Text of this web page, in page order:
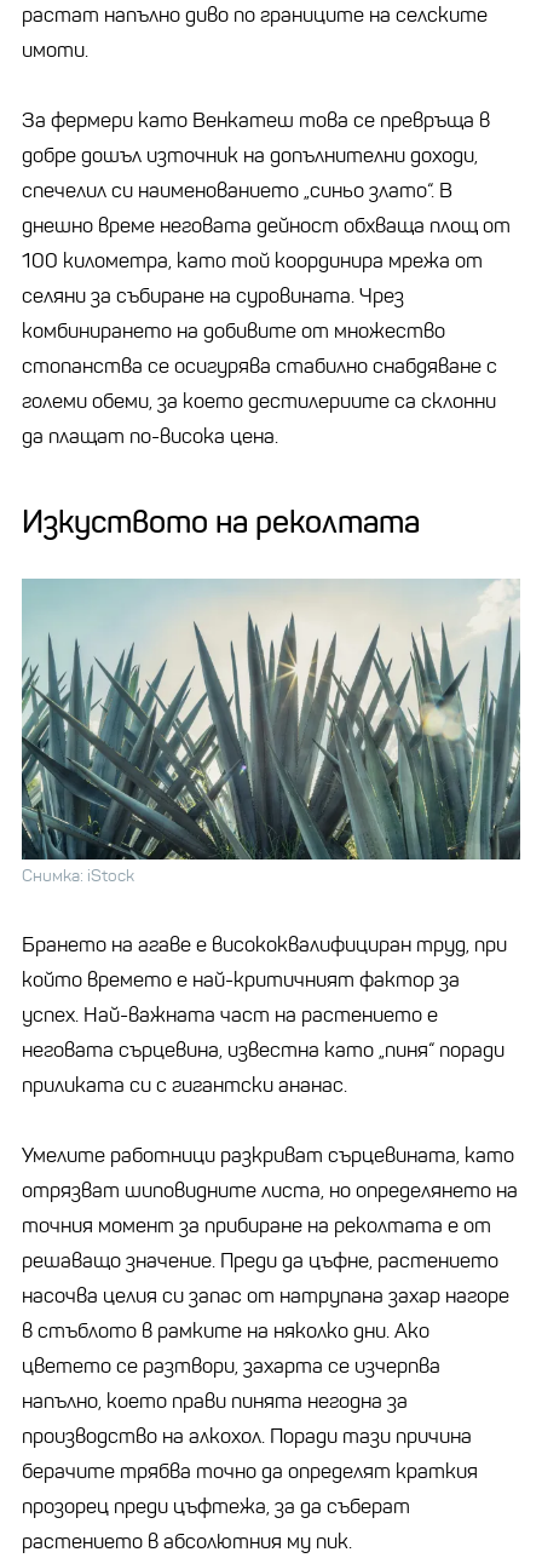
растат напълно диво по границите на селските
имоти.
За фермери като Венкатеш това се превръща в
добре дошъл източник на допълнителни доходи,
спечелил си наименованието „синьо злато“. В
днешно време неговата дейност обхваща площ от
100 километра, като той координира мрежа от
селяни за събиране на суровината. Чрез
комбинирането на добивите от множество
стопанства се осигурява стабилно снабдяване с
големи обеми, за което дестилериите са склонни
да плащат по-висока цена.
Изкуството на реколтата
Снимка: iStock
Брането на агаве е висококвалифициран труд, при
който времето е най-критичният фактор за
успех. Най-важната част на растението е
неговата сърцевина, известна като „пиня“ поради
приликата си с гигантски ананас.
Умелите работници разкриват сърцевината, като
отрязват шиповидните листа, но определянето на
точния момент за прибиране на реколтата е от
решаващо значение. Преди да цъфне, растението
насочва целия си запас от натрупана захар нагоре
в стъблото в рамките на няколко дни. Ако
цветето се разтвори, захарта се изчерпва
напълно, което прави пинята негодна за
производство на алкохол. Поради тази причина
берачите трябва точно да определят краткия
прозорец преди цъфтежа, за да съберат
растението в абсолютния му пик.